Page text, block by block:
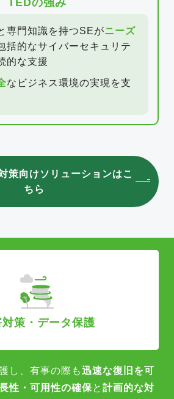
TEDの強み
専門知識を持つSEがニーズ
括的なサイバーセキュリテ
的な支援
なビジネス環境の実現を支
策向けソリューションはこ
ちら
対策・データ保護
し、有事の際も迅速な復旧を可
性・可用性の確保と 計画的な対